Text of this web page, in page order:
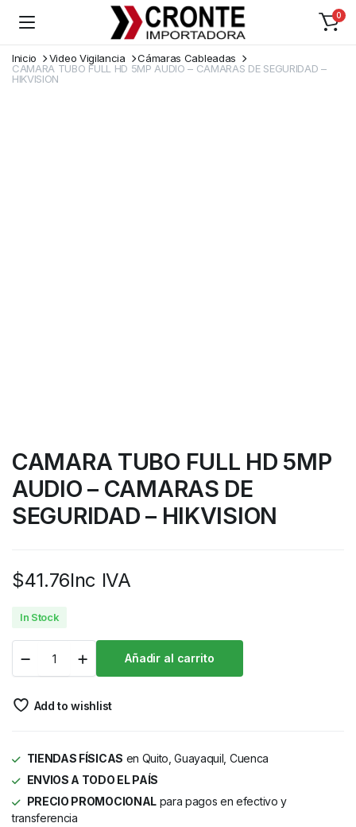
0
Inicio Video Vigilancia
Cámaras Cableadas
CAMARA TUBO FULL HD 5MP AUDIO – CAMARAS DE SEGURIDAD –
HIKVISION
CAMARA TUBO FULL HD 5MP
AUDIO – CAMARAS DE
SEGURIDAD – HIKVISION
$41.76Inc IVA
In Stock
Añadir al carrito
Add to wishlist
TIENDAS FÍSICAS en Quito, Guayaquil, Cuenca
ENVIOS A TODO EL PAÍS
PRECIO PROMOCIONALpara pagos en efectivo y
transferencia